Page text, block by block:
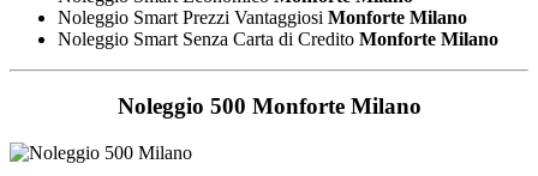
Noleggio Smart Prezzi Vantaggiosi Monforte Milano
Noleggio Smart Senza Carta di Credito Monforte Milano
Noleggio 500 Monforte Milano